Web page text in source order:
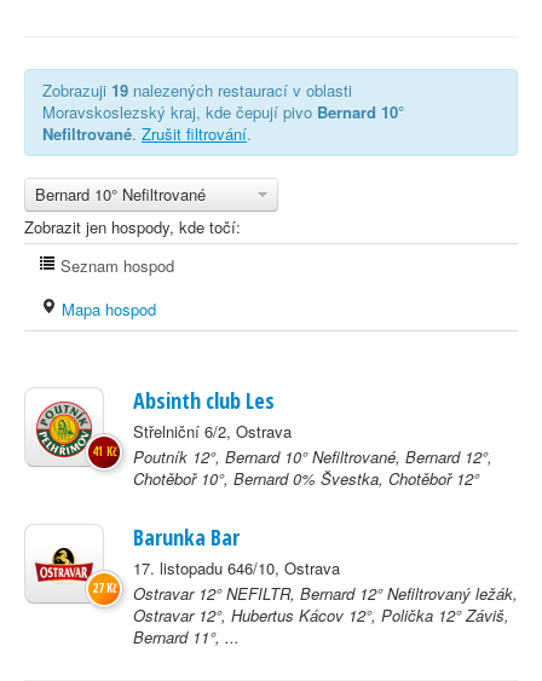
Zobrazuji 19 nalezených restaurací v oblasti
Moravskoslezský kraj, kde čepují pivo Bernard 10°
Nefiltrované. Zrušit filtrování.
Bernard 10° Nefiltrované
Zobrazit jen hospody, kde točí:
Seznam hospod
Mapa hospod
Absinth club Les
Střelniční 6/2, Ostrava
Poutník 12°, Bernard 10° Nefiltrované, Bernard 12°,
Chotěboř 10°, Bernard 0% Švestka, Chotěboř 12°
41 Kč
Barunka Bar
17. listopadu 646/10, Ostrava
Ostravar 12° NEFILTR, Bernard 12° Nefiltrovaný ležák,
Ostravar 12°, Hubertus Kácov 12°, Polička 12° Záviš,
Bernard 11°, ...
27 Kč